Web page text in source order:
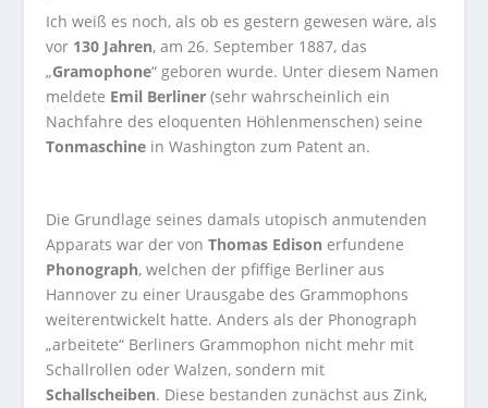
Ich weiß es noch, als ob es gestern gewesen wäre, als
vor 130 Jahren, am 26. September 1887, das
„Gramophone“ geboren wurde. Unter diesem Namen
meldete Emil Berliner (sehr wahrscheinlich ein
Nachfahre des eloquenten Höhlenmenschen) seine
Tonmaschine in Washington zum Patent an.
Die Grundlage seines damals utopisch anmutenden
Apparats war der vonThomas Edison erfundene
Phonograph, welchen der pfiffige Berliner aus
Hannover zu einer Urausgabe des Grammophons
weiterentwickelt hatte. Anders als der Phonograph
„arbeitete“ Berliners Grammophon nicht mehr mit
Schallrollen oder Walzen, sondern mit
Schallscheiben. Diese bestanden zunächst aus Zink,